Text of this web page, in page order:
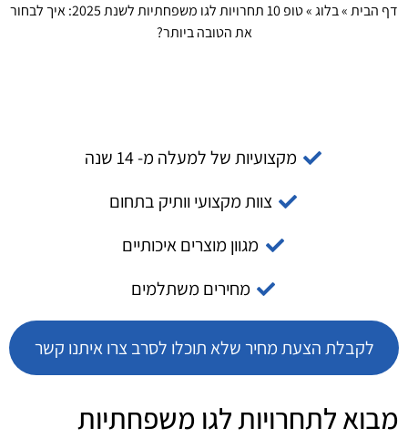
דף הבית»בלוג»
טופ 10 תחרויות לגו משפחתיות לשנת 2025: איך לבחור
את הטובה ביותר?
מקצועיות של למעלה מ- 14 שנה
צוות מקצועי וותיק בתחום
מגוון מוצרים איכותיים
מחירים משתלמים
לקבלת הצעת מחיר שלא תוכלו לסרב צרו איתנו קשר
מבוא לתחרויות לגו משפחתיות